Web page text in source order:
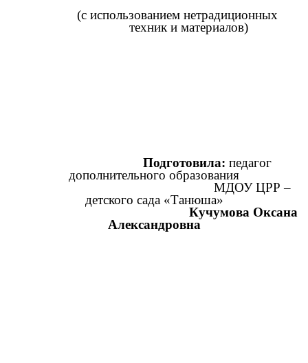
(с использованием нетрадиционных
техник и материалов)
Подготовила: педагог
дополнительного образования
МДОУ ЦРР –
детского сада «Танюша»
Кучумова Оксана
Александровна